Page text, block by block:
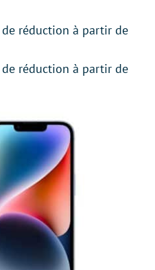
réduction à partir de
réduction à partir de